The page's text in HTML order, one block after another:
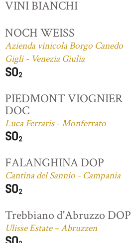
VINI BIANCHI
NOCH WEISS
Azienda vinicola Borgo Canedo
Gigli - Venezia Giulia
PIEDMONT VIOGNIER
DOC
Luca Ferraris - Monferrato
FALANGHINA DOP
Cantina del Sannio - Campania
Trebbiano d'Abruzzo DOP
Ulisse Estate – Abruzzen